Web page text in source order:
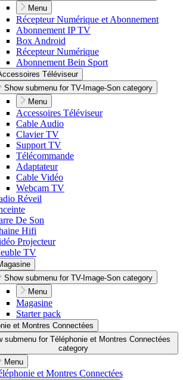
Menu
Récepteur Numérique et Abonnement
Abonnement IP TV
Box Android
Récepteur Numérique
Abonnement Bein Sport
Téléviseur
Show submenu for TV-Image-Son category
Menu
Accessoires Téléviseur
Cable Audio
Clavier TV
Support TV
Télécommande
Adaptateur
Cable Vidéo
Webcam TV
Réveil
De Son
Hifi
Projecteur
TV
Show submenu for TV-Image-Son category
Menu
Magasine
Starter pack
et Montres Connectées
submenu for Téléphonie et Montres Connectées
category
Menu
et Montres Connectées